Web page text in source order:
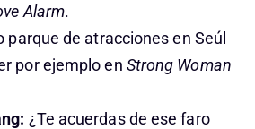
Alarm.
parque de atracciones en Seúl
por ejemplo en Strong Woman
¿Te acuerdas de ese faro